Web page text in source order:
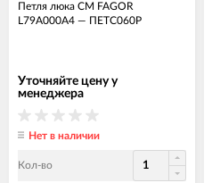
Петля люка СМ FAGOR
L79A000A4 — ПЕТС060Р
Уточняйте цену у
менеджера
Нет в наличии
Кол-во